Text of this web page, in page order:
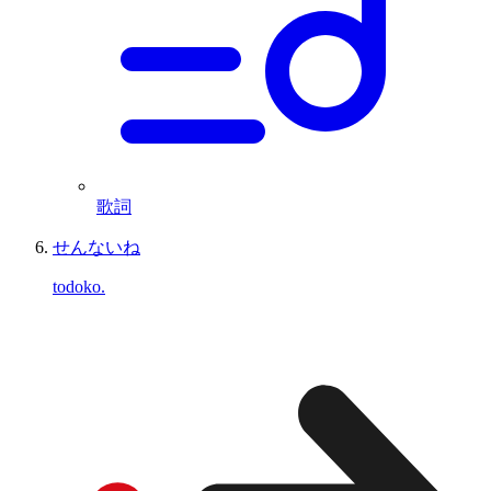
歌詞
せんないね
todoko.